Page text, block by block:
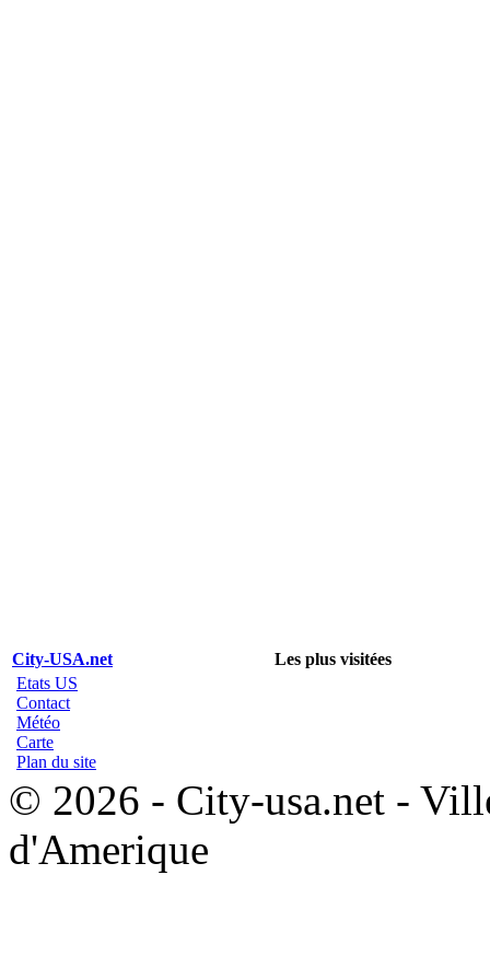
City-USA.net
Les plus visitées
Etats US
Contact
Météo
Carte
Plan du site
© 2026 - City-usa.net -
d'Amerique